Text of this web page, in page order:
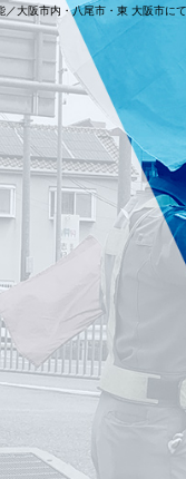
大阪市内・八尾市・東 大阪市に